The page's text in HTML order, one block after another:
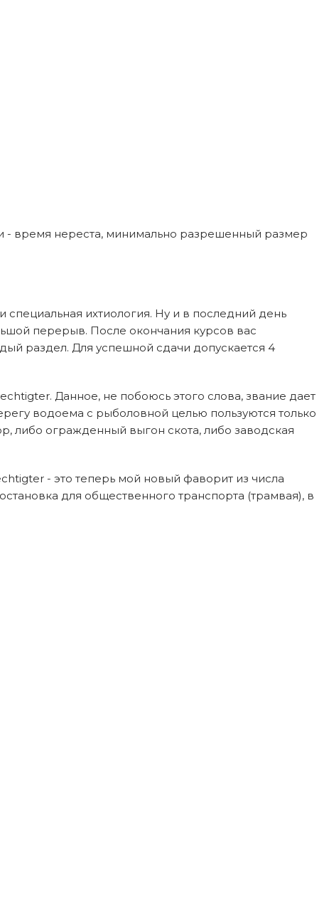
- время нереста, минимально разрешенный размер
ихтиология. Ну и в последний день
перерыв. После окончания курсов вас
раздел. Для успешной сдачи допускается 4
Данное, не побоюсь этого слова, звание дает
водоема с рыболовной целью пользуются только
огражденный выгон скота, либо заводская
- это теперь мой новый фаворит из числа
для общественного транспорта (трамвая), в